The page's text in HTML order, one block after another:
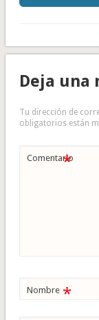
Deja una
Tu dirección de
obligatorios están
Comentario
*
Nombre *